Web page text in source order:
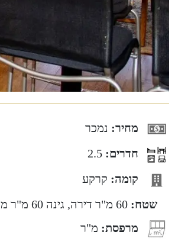
מחיר: נמכר
חדרים: 2.5
קומה: קרקע
שטח: 60 מ"ר דירה, גינה 60 מ"ר מ"ר
מרפסת: מ"ר